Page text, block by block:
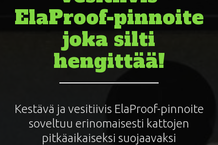
ElaProof-pinnoite
joka silti
hengittää!
Kestävä ja vesitiivis ElaProof-pinnoite
soveltuu erinomaisesti kattojen
pitkäaikaiseksi suojaavaksi